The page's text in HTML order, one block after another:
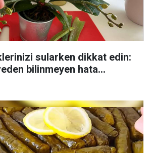
sularken dikkat edin:
bilinmeyen hata...